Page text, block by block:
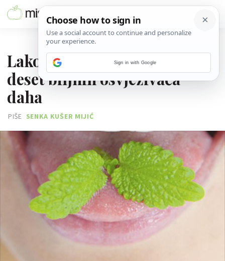
Lako dostupni i djelotvorni -
deset biljnih osvježivača
daha
PIŠE SENKA KUŠER MIJIĆ
Sign in with Google